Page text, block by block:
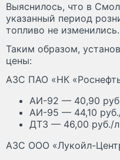
Выяснилось, что в
указанный период
топливо не изменились.
Таким образом,
цены:
АЗС ПАО «НК
АИ-92 — 40,90
АИ-95 — 44,10
ДТЗ — 46,00 руб./
АЗС ООО «Лукойл-